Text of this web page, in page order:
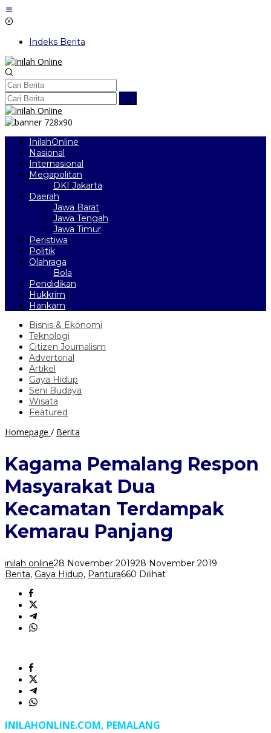
Lewati
ke
Indeks Berita
InilahOnline
Nasional
Internasional
Megapolitan
DKI Jakarta
Daerah
Jawa Barat
Jawa Tengah
Jawa Timur
Peristiwa
Politik
Olahraga
Bola
Pendidikan
Hukkrim
Hankam
Bisnis & Ekonomi
Teknologi
Citizen Journalism
Advertorial
Artikel
Gaya Hidup
Seni Budaya
Wisata
Featured
Homepage / Berita
Respon
Masyarakat
Dua
Kecamatan
Terdampak
Kemarau
Panjang
Kagama Pemalang Respon
Masyarakat Dua
Kecamatan Terdampak
Kemarau Panjang
inilah online28 November 201928 November 2019
Berita, Gaya Hidup, Pantura660 Dilihat
INILAHONLINE.COM, PEMALANG